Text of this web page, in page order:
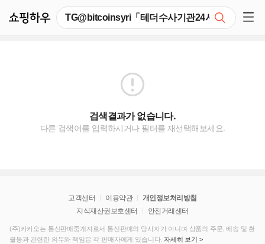
검색결과가 없습니다.
다른 검색어를 입력하시거나 필터를 재선택해보세요.
고객센터 이용약관
개인정보처리방침
지식재산권보호센터
안전거래센터
(주)카카오는 통신판매중개자로서 통신판매의 당사자가 아니며 상품의 주문, 배송 및 환
불등과 관련한 의무와 책임은 각 판매자에게 있습니다. 자세히 보기 >